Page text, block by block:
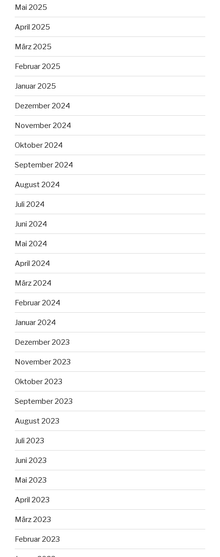
Mai 2025
April 2025
März 2025
Februar 2025
Januar 2025
Dezember 2024
November 2024
Oktober 2024
September 2024
August 2024
Juli 2024
Juni 2024
Mai 2024
April 2024
März 2024
Februar 2024
Januar 2024
Dezember 2023
November 2023
Oktober 2023
September 2023
August 2023
Juli 2023
Juni 2023
Mai 2023
April 2023
März 2023
Februar 2023